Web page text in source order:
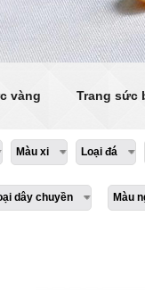
vàng Trang sức
Màu xi Loại đá
dây chuyền Màu